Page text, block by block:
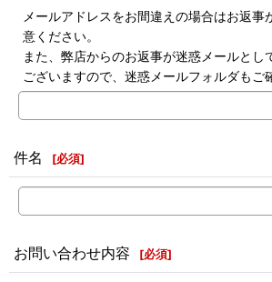
メールアドレスをお間違えの場合はお返事
意ください。
また、弊店からのお返事が迷惑メールとし
ございますので、迷惑メールフォルダもご
件名 [必須]
お問い合わせ内容 [必須]